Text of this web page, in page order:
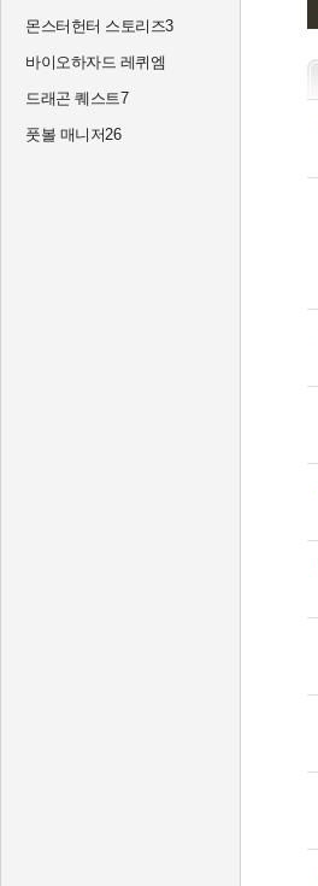
몬스터헌터 스토리즈3
바이오하자드 레퀴엠
드래곤 퀘스트7
풋볼 매니저26